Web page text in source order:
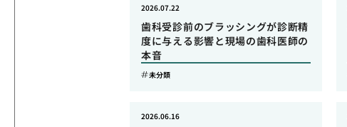
歯科受診前のブラッシングが診断精
度に与える影響と現場の歯科医師の
本音
2026.07.22
未分類
2026.06.16